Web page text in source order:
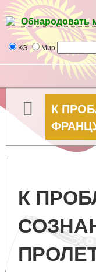
Обнародовать
KG Мир
К
К